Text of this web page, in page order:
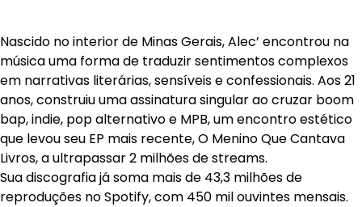
Nascido no interior de Minas Gerais, Alec’ encontrou na
música uma forma de traduzir sentimentos complexos
em narrativas literárias, sensíveis e confessionais. Aos 21
anos, construiu uma assinatura singular ao cruzar boom
bap, indie, pop alternativo e MPB, um encontro estético
que levou seu EP mais recente, O Menino Que Cantava
Livros, a ultrapassar 2 milhões de streams.
Sua discografia já soma mais de 43,3 milhões de
reproduções no Spotify, com 450 mil ouvintes mensais.